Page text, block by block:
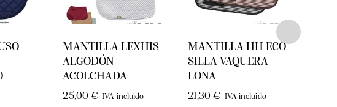
MANTILLA LEXHIS
ALGODÓN
ACOLCHADA
25,00€ IVA incluido
MANTILLA HH ECO
SILLA VAQUERA
LONA
21,30€ IVA incluido